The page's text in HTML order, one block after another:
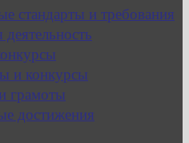
стандарты и требования
и конкурсы
грамоты
достижения